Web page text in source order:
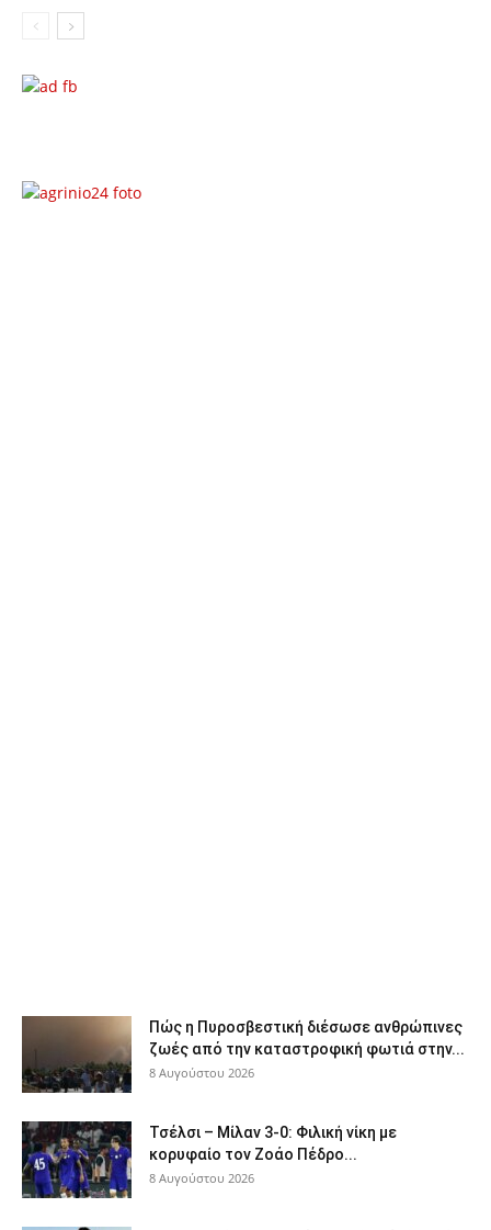
Πώς η Πυροσβεστική διέσωσε ανθρώπινες
ζωές από την καταστροφική φωτιά στην...
8 Αυγούστου 2026
Τσέλσι – Μίλαν 3-0: Φιλική νίκη με
κορυφαίο τον Ζοάο Πέδρο...
8 Αυγούστου 2026